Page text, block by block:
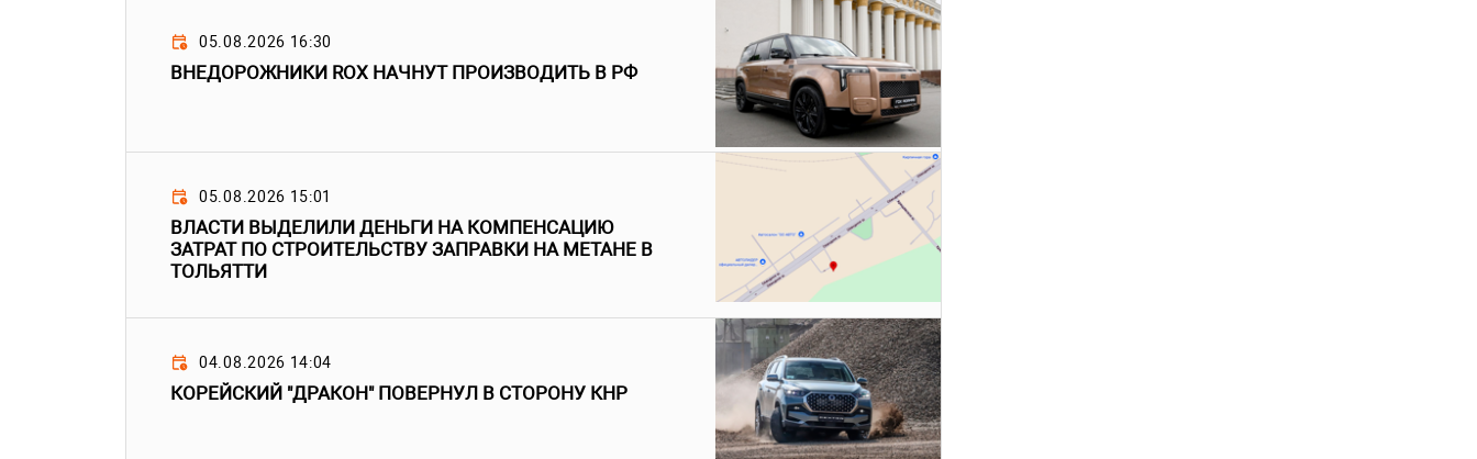
05.08.2026 16:30
ВНЕДОРОЖНИКИ ROX НАЧНУТ ПРОИЗВОДИТЬ В РФ
05.08.2026 15:01
ВЛАСТИ ВЫДЕЛИЛИ ДЕНЬГИ НА КОМПЕНСАЦИЮ
ЗАТРАТ ПО СТРОИТЕЛЬСТВУ ЗАПРАВКИ НА МЕТАНЕ В
ТОЛЬЯТТИ
04.08.2026 14:04
КОРЕЙСКИЙ "ДРАКОН" ПОВЕРНУЛ В СТОРОНУ КНР